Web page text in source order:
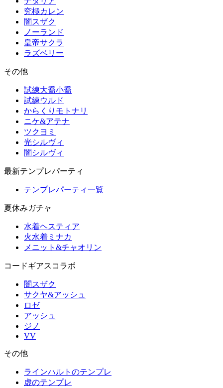
究極カレン
闇スザク
ノーランド
皇帝サクラ
ラズベリー
その他
試練大喬小喬
試練ウルド
からくりモトナリ
ニケ&アテナ
ツクヨミ
光シルヴィ
闇シルヴィ
最新テンプレパーティ
テンプレパーティ一覧
夏休みガチャ
水着ヘスティア
火水着ミナカ
メニット&チャオリン
コードギアスコラボ
闇スザク
サクヤ&アッシュ
ロゼ
アッシュ
ジノ
VV
その他
ラインハルトのテンプレ
虚のテンプレ